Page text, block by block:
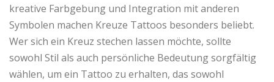
kreative Farbgebung und Integration mit anderen
Symbolen machen Kreuze Tattoos besonders beliebt.
Wer sich ein Kreuz stechen lassen möchte, sollte
sowohl Stil als auch persönliche Bedeutung sorgfältig
wählen, um ein Tattoo zu erhalten, das sowohl